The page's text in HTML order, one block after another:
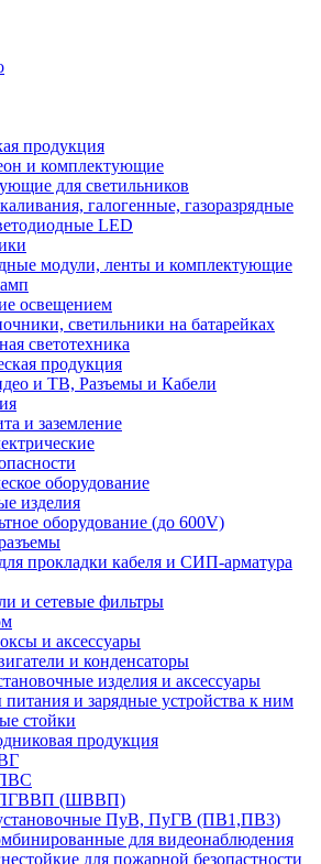
продукция
и комплектующие
для светильников
галогенные, газоразрядные
LED
модули, ленты и комплектующие
освещением
светильники на батарейках
светотехника
продукция
и ТВ, Разъемы и Кабели
и заземление
оборудование
изделия
оборудование (до 600V)
прокладки кабеля и СИП-арматура
и сетевые фильтры
и аксессуары
и конденсаторы
изделия и аксессуары
и зарядные устройства к ним
стойки
продукция
ПГВВП (ШВВП)
ПуВ, ПуГВ (ПВ1,ПВ3)
для видеонаблюдения
для пожарной безопастности